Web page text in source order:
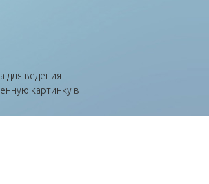
для ведения
картинку в